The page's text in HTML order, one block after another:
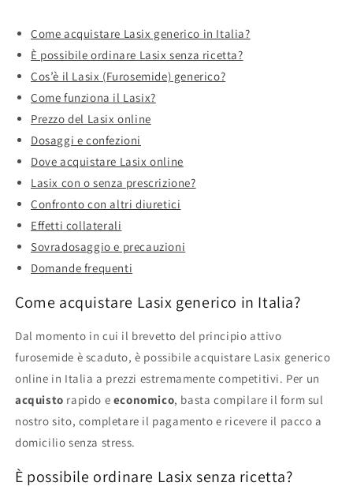
rapida
rapida
Come acquistare Lasix generico in Italia?
È possibile ordinare Lasix senza ricetta?
Cos’è il Lasix (Furosemide) generico?
Come funziona il Lasix?
Prezzo del Lasix online
Dosaggi e confezioni
Dove acquistare Lasix online
Lasix con o senza prescrizione?
Confronto con altri diuretici
Effetti collaterali
Sovradosaggio e precauzioni
Domande frequenti
Come acquistare Lasix generico in Italia?
Dal momento in cui il brevetto del principio attivo
furosemide è scaduto, è possibile acquistare Lasix generico
online in Italia a prezzi estremamente competitivi. Per un
acquisto rapido e economico, basta compilare il form sul
nostro sito, completare il pagamento e ricevere il pacco a
domicilio senza stress.
È possibile ordinare Lasix senza ricetta?